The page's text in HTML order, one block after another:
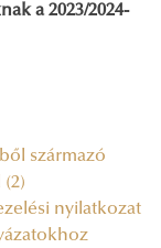
a 2023/2024-
származó
nyilatkozat